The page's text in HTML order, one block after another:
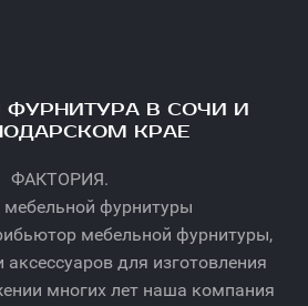
ФУРНИТУРА В СОЧИ И
КРАЕ
ФАКТОРИЯ.
фурнитуры
мебельной фурнитуры,
для изготовления
многих лет наша компания